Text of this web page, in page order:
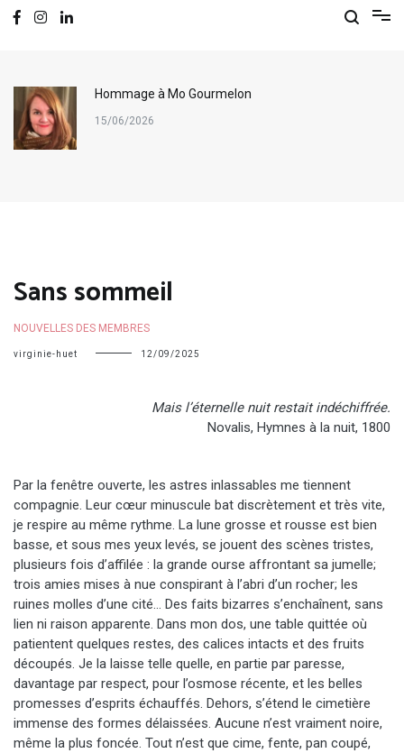
Hommage à Mo Gourmelon
15/06/2026
Sans sommeil
NOUVELLES DES MEMBRES
virginie-huet 12/09/2025
Mais l’éternelle nuit restait indéchiffrée.
Novalis, Hymnes à la nuit, 1800
Par la fenêtre ouverte, les astres inlassables me tiennent
compagnie. Leur cœur minuscule bat discrètement et très vite,
je respire au même rythme. La lune grosse et rousse est bien
basse, et sous mes yeux levés, se jouent des scènes tristes,
plusieurs fois d’affilée : la grande ourse affrontant sa jumelle;
trois amies mises à nue conspirant à l’abri d’un rocher; les
ruines molles d’une cité… Des faits bizarres s’enchaînent, sans
lien ni raison apparente. Dans mon dos, une table quittée où
patientent quelques restes, des calices intacts et des fruits
découpés. Je la laisse telle quelle, en partie par paresse,
davantage par respect, pour l’osmose récente, et les belles
promesses d’esprits échauffés. Dehors, s’étend le cimetière
immense des formes délaissées. Aucune n’est vraiment noire,
même la plus foncée. Tout n’est que cime, fente, pan coupé,